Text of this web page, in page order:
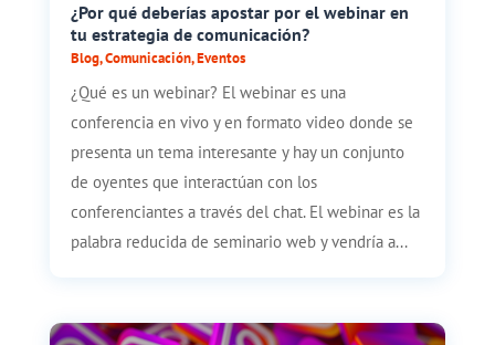
¿Por qué deberías apostar por el webinar en
tu estrategia de comunicación?
Blog,Comunicación,Eventos
¿Qué es un webinar? El webinar es una
conferencia en vivo y en formato video donde se
presenta un tema interesante y hay un conjunto
de oyentes que interactúan con los
conferenciantes a través del chat. El webinar es la
palabra reducida de seminario web y vendría a...